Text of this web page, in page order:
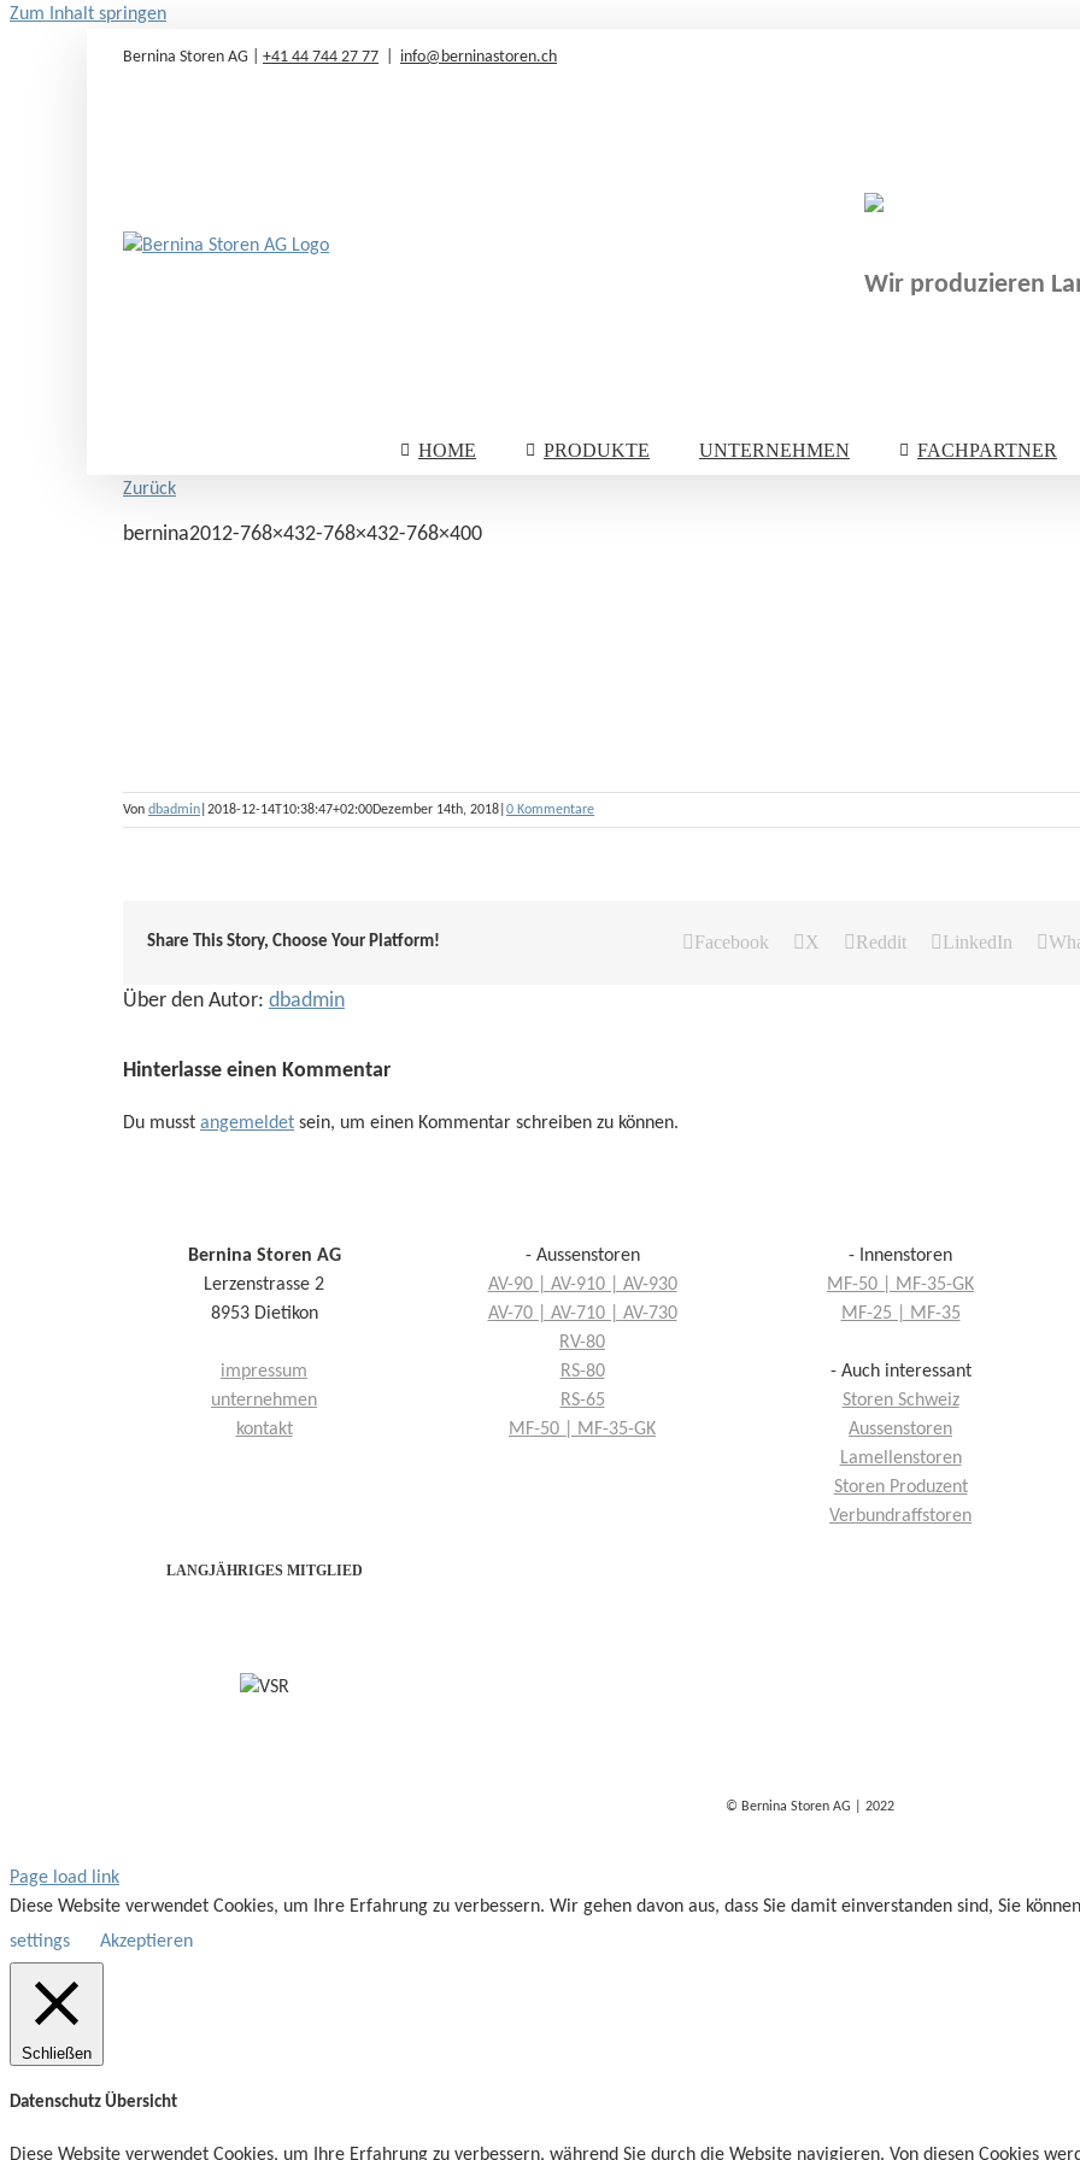
Zum Inhalt springen
Bernina Storen AG | +41 44 744 27 77 info@berninastoren.ch
Wir produzieren
HOME PRODUKTE UNTERNEHMEN FACHPARTNER
Zurück
bernina2012-768×432-768×432-768×400
Von dbadmin 2018-12-14T10:38:47+02:00Dezember 14th, 2018 0 Kommentare
Share This Story, Choose Your Platform! Facebook X Reddit LinkedIn
Über den Autor: dbadmin
Hinterlasse einen Kommentar
Du musst angemeldet sein, um einen Kommentar schreiben zu können.
Bernina Storen AG
Lerzenstrasse 2
8953 Dietikon
impressum
unternehmen
kontakt
- Aussenstoren
AV-90 | AV-910 | AV-930
AV-70 | AV-710 | AV-730
RV-80
RS-80
RS-65
MF-50 | MF-35-GK
- Innenstoren
MF-50 | MF-35-GK
MF-25 | MF-35
- Auch interessant
Storen Schweiz
Aussenstoren
Lamellenstoren
Storen Produzent
Verbundraffstoren
LANGJÄHRIGES MITGLIED
© Bernina Storen AG | 2022
Page load link
Diese Website verwendet Cookies, um Ihre Erfahrung zu verbessern. Wir gehen davon aus, dass Sie damit einverstanden sind, Sie
settings
Akzeptieren
Schließen
Datenschutz Übersicht
Diese Website verwendet Cookies, um Ihre Erfahrung zu verbessern, während Sie durch die Website navigieren. Von diesen Cookies